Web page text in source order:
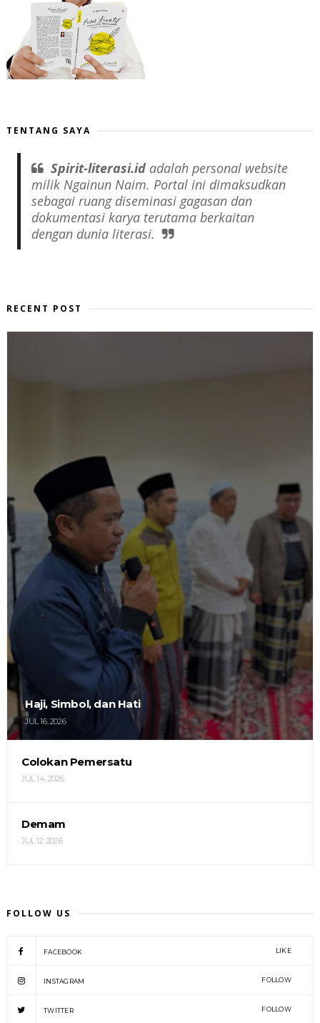
TENTANG SAYA
Spirit-literasi.idadalah personal website
milik Ngainun Naim. Portal ini dimaksudkan
sebagai ruang diseminasi gagasan dan
dokumentasi karya terutama berkaitan
dengan dunia literasi.
RECENT POST
Haji, Simbol, dan Hati
JUL 16, 2026
Colokan Pemersatu
JUL 14, 2026
Demam
JUL 12, 2026
FOLLOW US
FACEBOOK LIKE
INSTAGRAM FOLLOW
TWITTER FOLLOW